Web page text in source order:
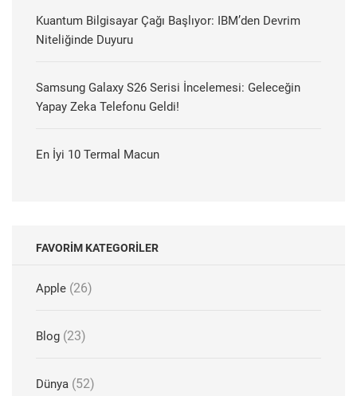
Kuantum Bilgisayar Çağı Başlıyor: IBM’den Devrim
Niteliğinde Duyuru
Samsung Galaxy S26 Serisi İncelemesi: Geleceğin
Yapay Zeka Telefonu Geldi!
En İyi 10 Termal Macun
FAVORIM KATEGORILER
Apple (26)
Blog (23)
Dünya (52)